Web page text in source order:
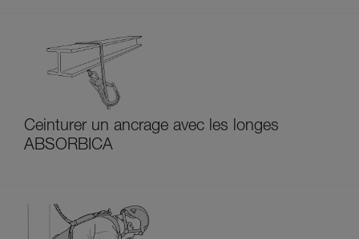
Ceinturer un ancrage avec les longes
ABSORBICA